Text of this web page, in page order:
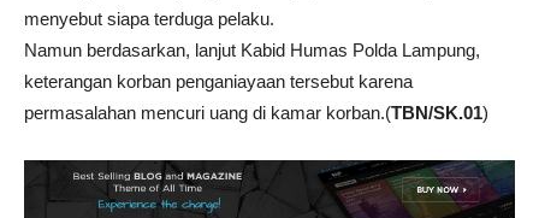
menyebut siapa terduga pelaku.
Namun berdasarkan, lanjut Kabid Humas Polda Lampung,
keterangan korban penganiayaan tersebut karena
permasalahan mencuri uang di kamar korban.(TBN/SK.01)